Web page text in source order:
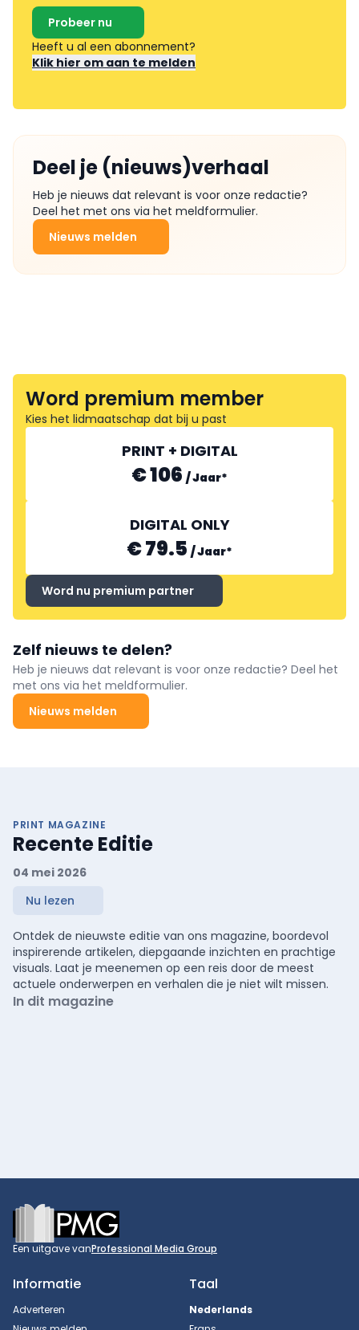
Probeer nu
Heeft u al een abonnement?
Klik hier om aan te melden
Deel je (nieuws)verhaal
Heb je nieuws dat relevant is voor onze redactie?
Deel het met ons via het meldformulier.
Nieuws melden
Word premium member
Kies het lidmaatschap dat bij u past
PRINT + DIGITAL
€ 106 /Jaar*
DIGITAL ONLY
€ 79.5 /Jaar*
Word nu premium partner
Zelf nieuws te delen?
Heb je nieuws dat relevant is voor onze redactie? Deel het
met ons via het meldformulier.
Nieuws melden
PRINT MAGAZINE
Recente Editie
04 mei 2026
Nu lezen
Ontdek de nieuwste editie van ons magazine, boordevol
inspirerende artikelen, diepgaande inzichten en prachtige
visuals. Laat je meenemen op een reis door de meest
actuele onderwerpen en verhalen die je niet wilt missen.
In dit magazine
Footer
Een uitgave vanProfessional Media Group
Informatie
Adverteren
Taal
Nederlands